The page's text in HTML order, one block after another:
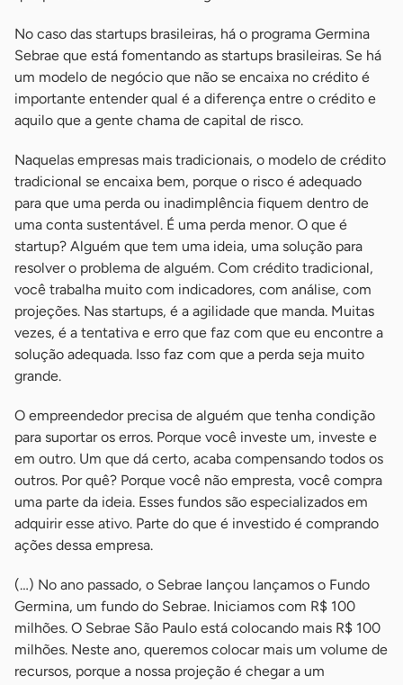
No caso das startups brasileiras, há o programa Germina
Sebrae que está fomentando as startups brasileiras. Se há
um modelo de negócio que não se encaixa no crédito é
importante entender qual é a diferença entre o crédito e
aquilo que a gente chama de capital de risco.
Naquelas empresas mais tradicionais, o modelo de crédito
tradicional se encaixa bem, porque o risco é adequado
para que uma perda ou inadimplência fiquem dentro de
uma conta sustentável. É uma perda menor. O que é
startup? Alguém que tem uma ideia, uma solução para
resolver o problema de alguém. Com crédito tradicional,
você trabalha muito com indicadores, com análise, com
projeções. Nas startups, é a agilidade que manda. Muitas
vezes, é a tentativa e erro que faz com que eu encontre a
solução adequada. Isso faz com que a perda seja muito
grande.
O empreendedor precisa de alguém que tenha condição
para suportar os erros. Porque você investe um, investe e
em outro. Um que dá certo, acaba compensando todos os
outros. Por quê? Porque você não empresta, você compra
uma parte da ideia. Esses fundos são especializados em
adquirir esse ativo. Parte do que é investido é comprando
ações dessa empresa.
(…) No ano passado, o Sebrae lançou lançamos o Fundo
Germina, um fundo do Sebrae. Iniciamos com R$ 100
milhões. O Sebrae São Paulo está colocando mais R$ 100
milhões. Neste ano, queremos colocar mais um volume de
recursos, porque a nossa projeção é chegar a um